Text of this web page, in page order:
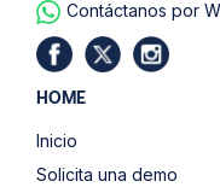
Contáctanos por
HOME
Inicio
Solicita una demo